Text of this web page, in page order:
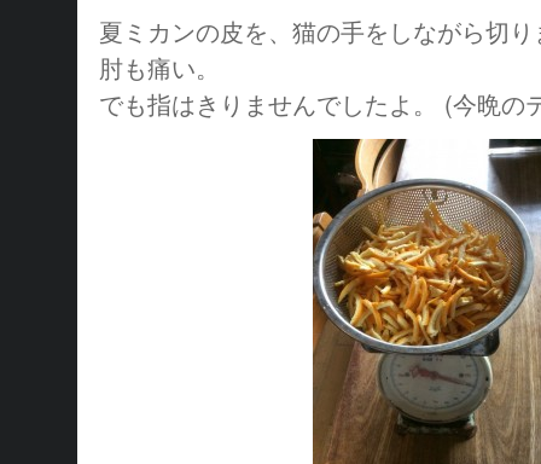
夏ミカンの皮を、猫の手をしながら切
肘も痛い。
でも指はきりませんでしたよ。 (今晩の